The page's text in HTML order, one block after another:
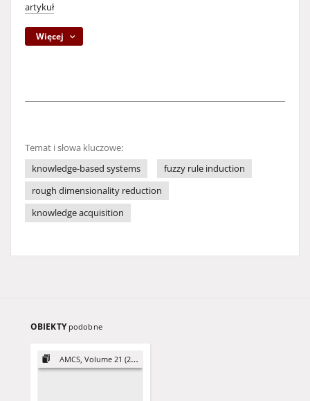
artykuł
Więcej
Temat i słowa kluczowe:
knowledge-based systems
fuzzy rule induction
rough dimensionality reduction
knowledge acquisition
OBIEKTY podobne
AMCS, Volume 21 (2011)